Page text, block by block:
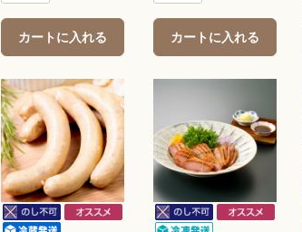
カートに入れる カートに入れる